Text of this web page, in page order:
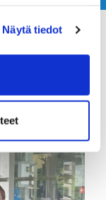
Näytä tiedot